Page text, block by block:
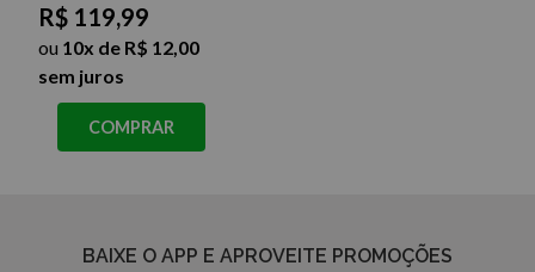
R$ 119,99
ou 10x de R$ 12,00
sem juros
COMPRAR
BAIXE O APP E APROVEITE PROMOÇÕES